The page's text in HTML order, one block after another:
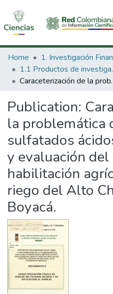
Communities & Collections
All of DSpace
Home
1.1
Caraceterización de la problemática de
Publication:
la problemática
sulfatados
y evaluación
habilitación
riego del Alto
Boyacá.